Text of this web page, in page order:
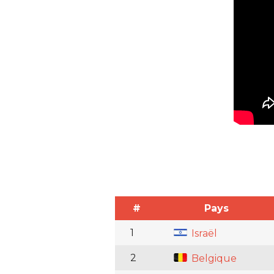
# Pays
1 Israël
2 Belgique